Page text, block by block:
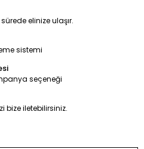
elinize ulaşır.
sistemi
seçeneği
bize iletebilirsiniz.